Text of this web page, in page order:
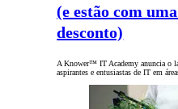
(e estão com
desconto)
A Knower™ IT Academy anuncia o
aspirantes e entusiastas de IT em